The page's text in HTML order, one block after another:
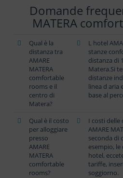
Domande
MATERA
Qual è la
distanza tra
AMARE
MATERA
comfortable
rooms e il
centro di
Matera?
L hotel
stanze
distanza di
Matera.Si
distanze
linea d aria
base al
Qual è il costo
per alloggiare
presso
AMARE
MATERA
comfortable
rooms?
I costi delle
AMARE
seconda di
esempio,
hotel,
tariffe,
soggiorno.